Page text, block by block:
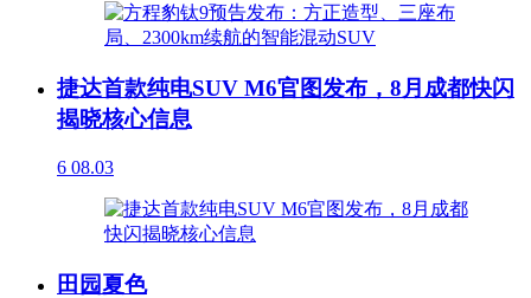
捷达首款纯电SUV M6官图发布，8月成都快闪
揭晓核心信息
6 08.03
田园夏色